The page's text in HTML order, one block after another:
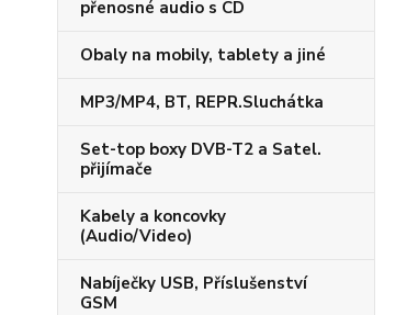
přenosné audio s CD
Obaly na mobily, tablety a jiné
MP3/MP4, BT, REPR.Sluchátka
Set-top boxy DVB-T2 a Satel.
přijímače
Kabely a koncovky
(Audio/Video)
Nabíječky USB, Příslušenství
GSM